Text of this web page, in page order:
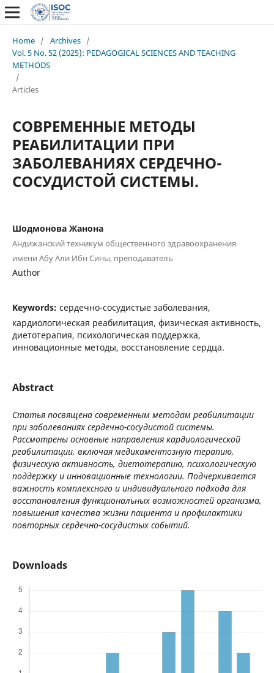
Home / Archives /
Vol. 5 No. 52 (2025): PEDAGOGICAL SCIENCES AND TEACHING
METHODS
/
Articles
СОВРЕМЕННЫЕ МЕТОДЫ
РЕАБИЛИТАЦИИ ПРИ
ЗАБОЛЕВАНИЯХ СЕРДЕЧНО-
СОСУДИСТОЙ СИСТЕМЫ.
Шодмонова Жанона
Андижанский техникум общественного здравоохранения
имени Абу Али Ибн Сины, преподаватель
Author
Keywords: сердечно-сосудистые заболевания,
кардиологическая реабилитация, физическая активность,
диетотерапия, психологическая поддержка,
инновационные методы, восстановление сердца.
Abstract
Статья посвящена современным методам реабилитации
при заболеваниях сердечно-сосудистой системы.
Рассмотрены основные направления кардиологической
реабилитации, включая медикаментозную терапию,
физическую активность, диетотерапию, психологическую
поддержку и инновационные технологии. Подчеркивается
важность комплексного и индивидуального подхода для
восстановления функциональных возможностей организма,
повышения качества жизни пациента и профилактики
повторных сердечно-сосудистых событий.
Downloads